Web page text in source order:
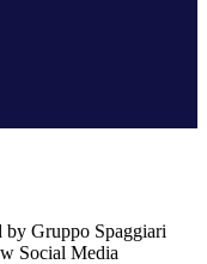
by Gruppo Spaggiari
Social Media